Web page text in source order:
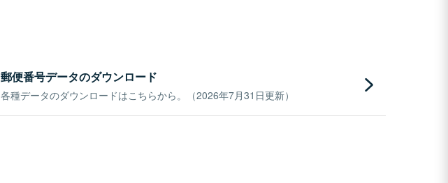
郵便番号データのダウンロード
各種データのダウンロードはこちらから。（2026年7月31日更新）